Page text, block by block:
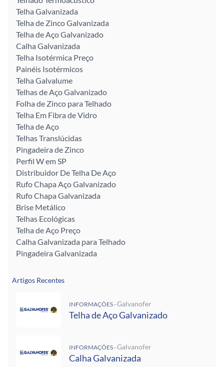
Telha Galvanizada
Telha de Zinco Galvanizada
Telha de Aço Galvanizado
Calha Galvanizada
Telha Isotérmica Preço
Painéis Isotérmicos
Telha Galvalume
Telhas de Aço Galvanizado
Folha de Zinco para Telhado
Telha Em Fibra de Vidro
Telha de Aço
Telhas Translúcidas
Pingadeira de Zinco
Perfil W em SP
Distribuidor De Telha De Aço
Rufo Chapa Aço Galvanizado
Rufo Chapa Galvanizada
Brise Metálico
Telhas Ecológicas
Telha de Aço Preço
Calha Galvanizada para Telhado
Pingadeira Galvanizada
Artigos Recentes
INFORMAÇÕES -Galvanofer
Telha de Aço Galvanizado
INFORMAÇÕES -Galvanofer
Calha Galvanizada